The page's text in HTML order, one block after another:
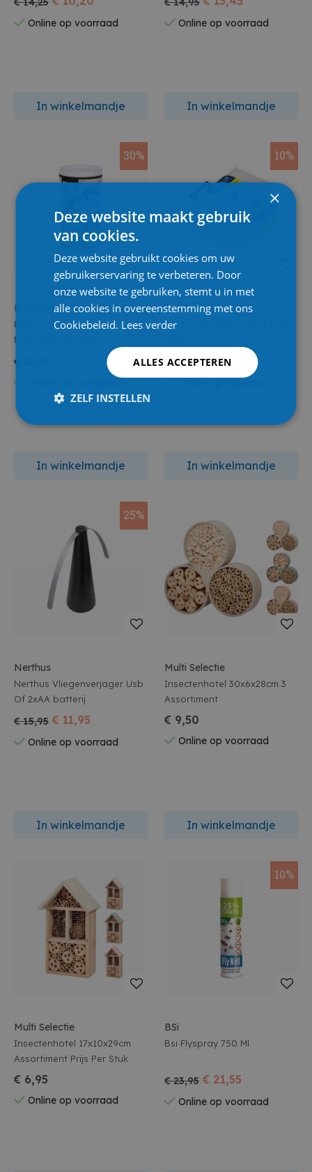
Online op voorraad
In winkelmandje
Online op voorraad
In winkelmandje
30%
Protecta
Protecta Vespa
Mierenpoeder 200g
€ 12,95
In winkelmandje
10%
Edialux
Edialux Muizenlokdoos Met
€ 13,35 € 11,95
In winkelmandje
25%
Nerthus
Nerthus Vliegenverjager Usb
Of 2xAA batterij
€ 15,95 € 11,95
Online op voorraad
In winkelmandje
Multi Selectie
Insectenhotel 30x6x28cm 3
Assortiment
€ 9,50
Online op voorraad
In winkelmandje
Multi Selectie
Insectenhotel 17x10x29cm
Assortiment Prijs Per Stuk
€ 6,95
Online op voorraad
10%
BSi
Bsi Flyspray 750 Ml
€ 23,95 € 21,55
Online op voorraad
×
Deze website maakt gebruik
van cookies.
Deze website gebruikt cookies om uw
gebruikerservaring te verbeteren. Door
onze website te gebruiken, stemt u in met
alle cookies in overeenstemming met ons
Cookiebeleid. Lees verder
ALLES ACCEPTEREN
ZELF INSTELLEN